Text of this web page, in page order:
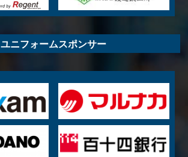
ユニフォームスポンサー